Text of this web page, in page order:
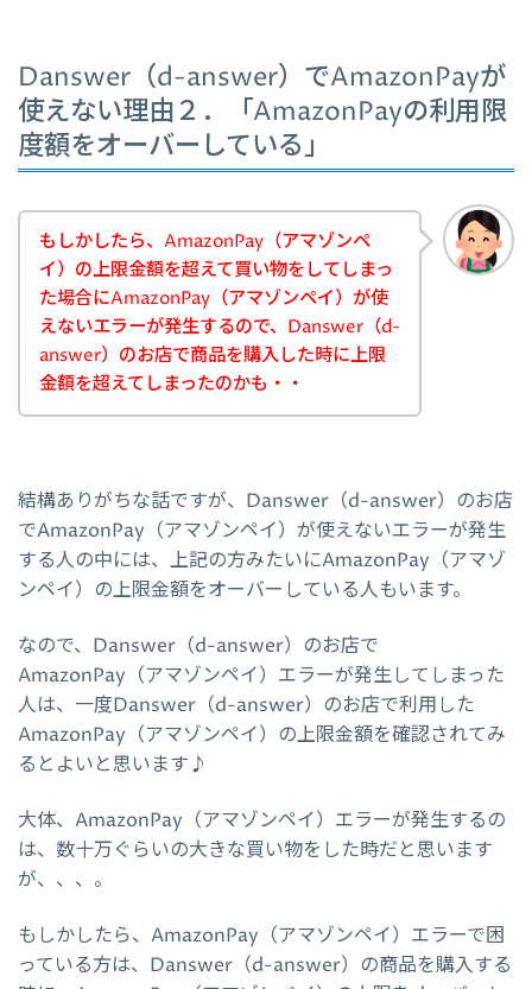
Danswer（d-answer）でAmazonPayが
使えない理由２．「AmazonPayの利用限
度額をオーバーしている」
もしかしたら、AmazonPay（アマゾンペ
イ）の上限金額を超えて買い物をしてしまっ
た場合にAmazonPay（アマゾンペイ）が使
えないエラーが発生するので、Danswer（d-
answer）のお店で商品を購入した時に上限
金額を超えてしまったのかも・・
結構ありがちな話ですが、Danswer（d-answer）のお店
でAmazonPay（アマゾンペイ）が使えないエラーが発生
する人の中には、上記の方みたいにAmazonPay（アマゾ
ンペイ）の上限金額をオーバーしている人もいます。
なので、Danswer（d-answer）のお店で
AmazonPay（アマゾンペイ）エラーが発生してしまった
人は、一度Danswer（d-answer）のお店で利用した
AmazonPay（アマゾンペイ）の上限金額を確認されてみ
るとよいと思います♪
大体、AmazonPay（アマゾンペイ）エラーが発生するの
は、数十万ぐらいの大きな買い物をした時だと思います
が、、、。
もしかしたら、AmazonPay（アマゾンペイ）エラーで困
っている方は、Danswer（d-answer）の商品を購入する